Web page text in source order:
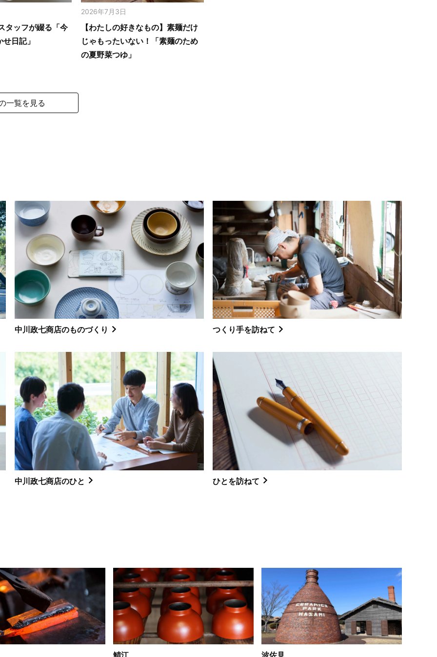
タッフが綴る「今
日記」
2026年7月3日
【わたしの好きなもの】素麺だけ
じゃもったいない！「素麺のため
の夏野菜つゆ」
一覧を見る
中川政七商店のものづくり つくり手を訪ねて
中川政七商店のひと ひとを訪ねて